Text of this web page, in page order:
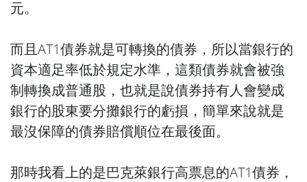
元。
而且AT1債券就是可轉換的債券，所以當銀行的
資本適足率低於規定水準，這類債券就會被強
制轉換成普通股，也就是說債券持有人會變成
銀行的股東要分攤銀行的虧損，簡單來說就是
最沒保障的債券賠償順位在最後面。
那時我看上的是巴克萊銀行高票息的AT1債券，